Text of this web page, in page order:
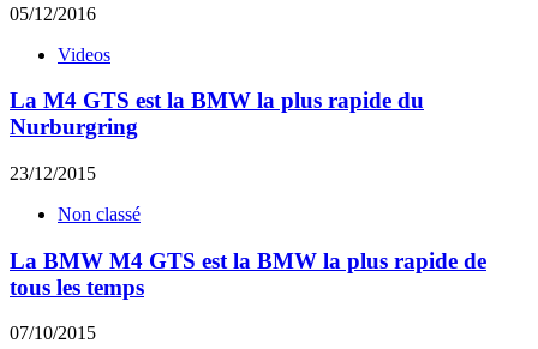
05/12/2016
Videos
La M4 GTS est la BMW la plus rapide du
Nurburgring
23/12/2015
Non classé
La BMW M4 GTS est la BMW la plus rapide de
tous les temps
07/10/2015